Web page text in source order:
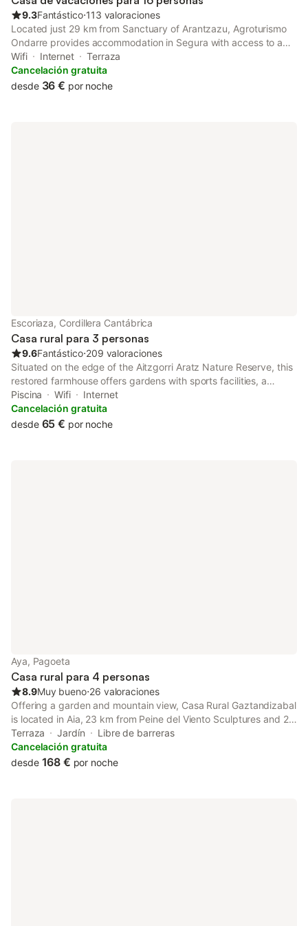
pong, además de alquiler de bicicletas.
9.3Fantástico⋅113 valoraciones
Located just 29 km from Sanctuary of Arantzazu, Agroturismo
Ondarre provides accommodation in Segura with access to a
garden, a shared lounge, as well as a tour desk.
Wifi Internet
Terraza
Cancelación gratuita
desde 36 € por noche
Escoriaza, Cordillera Cantábrica
Casa rural para 3 personas
9.6Fantástico⋅209 valoraciones
Situated on the edge of the Aitzgorri Aratz Nature Reserve, this
restored farmhouse offers gardens with sports facilities, a
climbing wall and barbecue. It is set in the centre of the Basque
Country, 10 minutes’ drive from the marshes of Álava.
Piscina Wifi
Internet
Cancelación gratuita
desde 65 € por noche
Aya, Pagoeta
Casa rural para 4 personas
8.9Muy bueno⋅26 valoraciones
Offering a garden and mountain view, Casa Rural Gaztandizabal
is located in Aia, 23 km from Peine del Viento Sculptures and 25
km from Monte Igueldo. This property offers access to a terrace
and free private parking.
Terraza Jardín
Libre de barreras
Cancelación gratuita
desde 168 € por noche